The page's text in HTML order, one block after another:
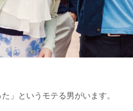
」というモテる男がいます。